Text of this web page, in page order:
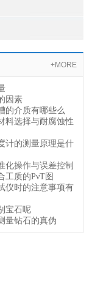
+MORE
因素
的介质有哪些么
料选择与耐腐蚀性
计的测量原理是什
化操作与误差控制
工质的PνT图
仪时的注意事项有
宝石呢
量钻石的真伪